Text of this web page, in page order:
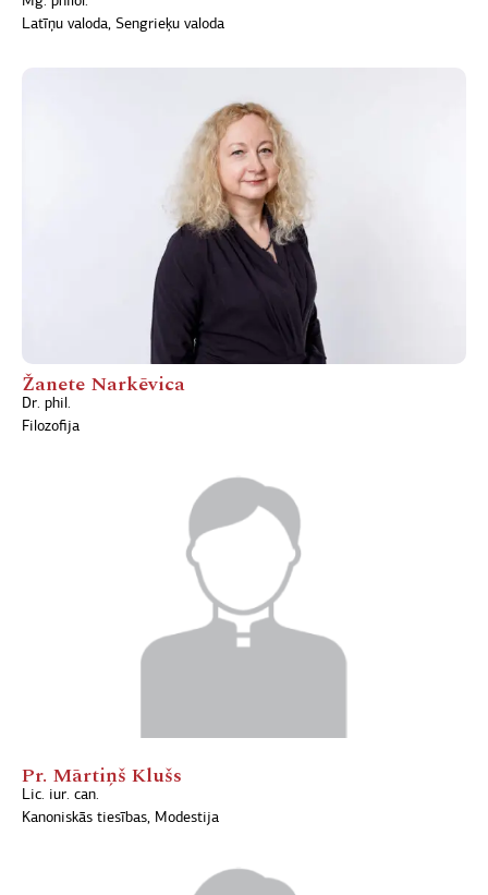
Latīņu valoda, Sengrieķu valoda
Žanete Narkēvica
Dr. phil.
Filozofija
Pr. Mārtiņš Klušs
Lic. iur. can.
Kanoniskās tiesības, Modestija